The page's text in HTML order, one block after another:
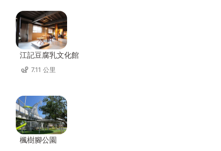
江記豆腐乳文化館
7.11 公里
楓樹腳公園